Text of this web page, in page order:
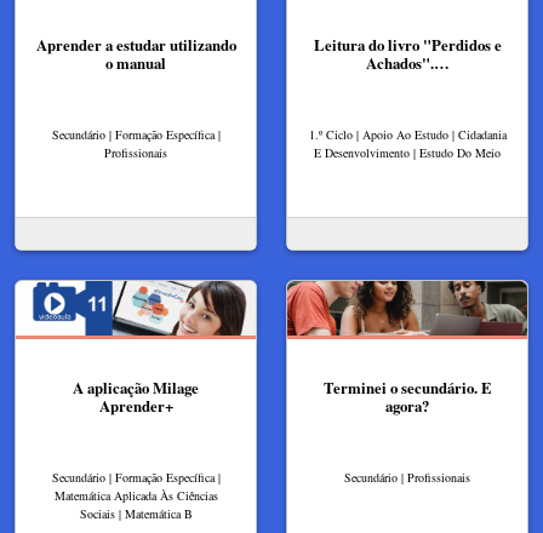
Aprender a estudar utilizando
o manual
Secundário | Formação Específica |
Profissionais
Leitura do livro "Perdidos e
Achados".…
1.º Ciclo | Apoio Ao Estudo | Cidadania
E Desenvolvimento | Estudo Do Meio
A aplicação Milage
Aprender+
Secundário | Formação Específica |
Matemática Aplicada Às Ciências
Sociais | Matemática B
Terminei o secundário. E
agora?
Secundário | Profissionais